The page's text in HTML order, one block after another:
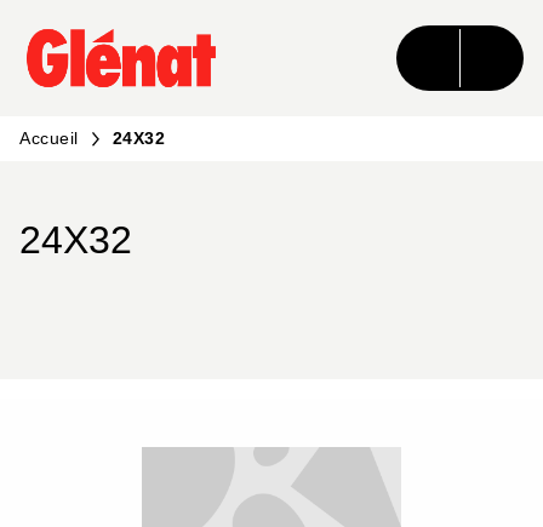
MENU RECHERCHE CONTENU
PIED DE PAGE
Accueil 24X32
24X32